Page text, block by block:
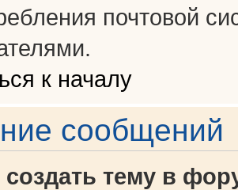
почтовой
к началу
сообщений
создать тему в